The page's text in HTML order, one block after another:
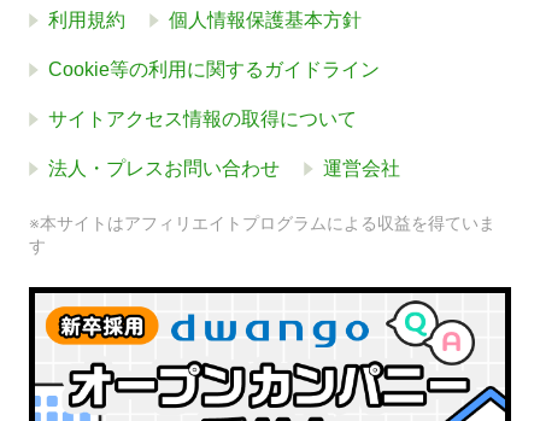
利用規約 個人情報保護基本方針
Cookie等の利用に関するガイドライン
サイトアクセス情報の取得について
法人・プレスお問い合わせ 運営会社
※本サイトはアフィリエイトプログラムによる収益を得ていま
す